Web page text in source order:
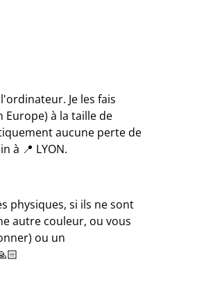
Je les fais
à la taille de
aucune perte de
à 📍 LYON.
physiques, si ils ne sont
autre couleur, ou vous
ou un